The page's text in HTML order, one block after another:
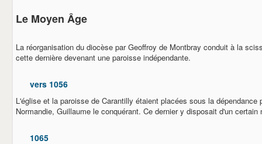
NOUVEAUX HABITANTS
RECENSEMENT MILITAIRE (JDC)
UN PEU D'HISTOIRE
URBANISME
VOS ELUS
CONTACT
Le Moyen Âge
La réorganisation du diocèse par Geoffroy de Montbray conduit à la
cette dernière devenant une paroisse indépendante.
vers 1056
L'église et la paroisse de Carantilly étaient placées sous la dépendance
Normandie, Guillaume le conquérant. Ce dernier y disposait d'un
1065